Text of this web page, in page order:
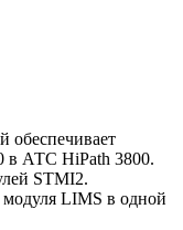
обеспечивает
в АТС HiPath 3800.
STMI2.
LIMS в одной